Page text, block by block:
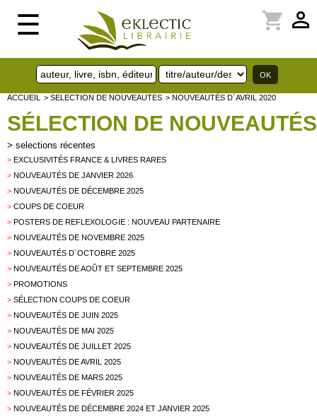
☰ perm_identity
shopping_cart
ACCUEIL > SELECTION DE NOUVEAUTES > NOUVEAUTÉS D´AVRIL 2020
SÉLECTION DE NOUVEAUTÉS
> selections récentes
> EXCLUSIVITÉS FRANCE & LIVRES RARES
> NOUVEAUTÉS DE JANVIER 2026
> NOUVEAUTÉS DE DÉCEMBRE 2025
> COUPS DE COEUR
> POSTERS DE REFLEXOLOGIE : NOUVEAU PARTENAIRE
> NOUVEAUTÉS DE NOVEMBRE 2025
> NOUVEAUTÉS D´OCTOBRE 2025
> NOUVEAUTÉS DE AOÛT ET SEPTEMBRE 2025
> PROMOTIONS
> SÉLECTION COUPS DE COEUR
> NOUVEAUTÉS DE JUIN 2025
> NOUVEAUTÉS DE MAI 2025
> NOUVEAUTÉS DE JUILLET 2025
> NOUVEAUTÉS DE AVRIL 2025
> NOUVEAUTÉS DE MARS 2025
> NOUVEAUTÉS DE FÉVRIER 2025
> NOUVEAUTÉS DE DÉCEMBRE 2024 ET JANVIER 2025